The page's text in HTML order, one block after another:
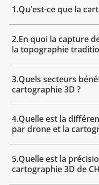
1.Qu'est-ce que la
2.En quoi la capture
la topographie
3.Quels secteurs
cartographie 3D ?
4.Quelle est la
par drone et la
5.Quelle est la
cartographie 3D de